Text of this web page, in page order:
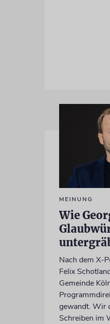
MEINUNG
Wie
Nach dem X-
Felix
Gemeinde
gewandt. Wir
Schreiben im